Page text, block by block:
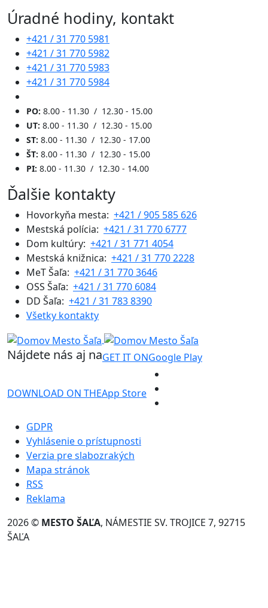
Úradné hodiny, kontakt
+421 / 31 770 5981
+421 / 31 770 5982
+421 / 31 770 5983
+421 / 31 770 5984
PO: 8.00 - 11.30 / 12.30 - 15.00
UT: 8.00 - 11.30 / 12.30 - 15.00
ST: 8.00 - 11.30 / 12.30 - 17.00
ŠT: 8.00 - 11.30 / 12.30 - 15.00
PI: 8.00 - 11.30 / 12.30 - 14.00
Ďalšie kontakty
Hovorkyňa mesta: +421 / 905 585 626
Mestská polícia: +421 / 31 770 6777
Dom kultúry: +421 / 31 771 4054
Mestská knižnica: +421 / 31 770 2228
MeT Šaľa: +421 / 31 770 3646
OSS Šaľa: +421 / 31 770 6084
DD Šaľa: +421 / 31 783 8390
Všetky kontakty
Nájdete nás aj naGET IT ONGoogle Play
DOWNLOAD ON THEApp Store
GDPR
Vyhlásenie o prístupnosti
Verzia pre slabozrakých
Mapa stránok
RSS
Reklama
2026 © MESTO ŠAĽA, NÁMESTIE SV. TROJICE 7, 92715
ŠAĽA